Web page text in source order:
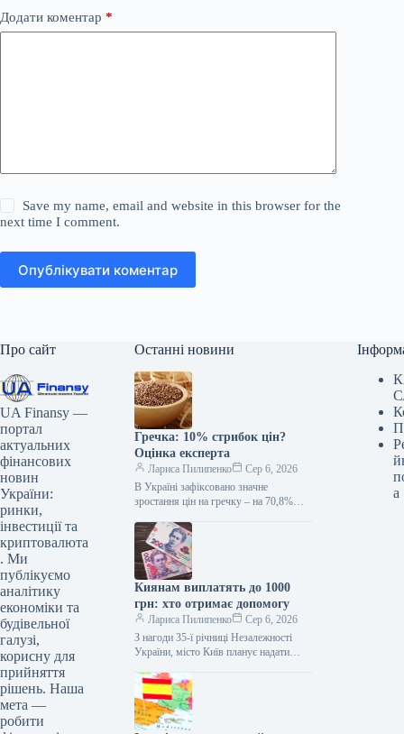
Додати коментар *
Save my name, email and website in this browser for the
next time I comment.
Опублікувати коментар
Про сайт
UA Finansy —
портал
актуальних
фінансових
новин
України:
ринки,
інвестиції та
криптовалюта
. Ми
публікуємо
аналітику
економіки та
будівельної
галузі,
корисну для
прийняття
рішень. Наша
мета —
робити
Останні новини
Гречка: 10% стрибок цін?
Оцінка експерта
Лариса Пилипенко
Сер 6, 2026
В Україні зафіксовано значне
зростання цін на гречку – на 70,8%
липні спостерігалося невелике…
Киянам виплатять до 1000
грн: хто отримає допомогу
Лариса Пилипенко
Сер 6, 2026
З нагоди 35-ї річниці Незалежності
України, місто Київ планує надати
допомогу майже 255 тисячам
мешканців. Загальний обсяг…
а